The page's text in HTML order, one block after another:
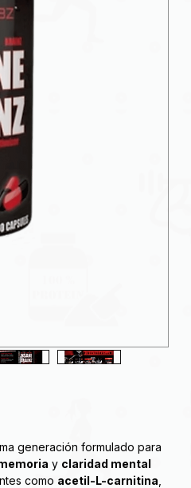
generación formulado para
y claridad mental
como acetil-L-carnitina